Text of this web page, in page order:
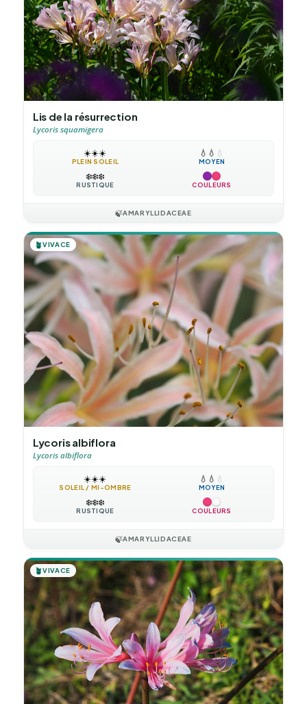
Lis de la résurrection
Lycoris squamigera
☀️☀️☀️
PLEIN SOLEIL
💧 💧 💧
MOYEN
❄️❄️❄️
RUSTIQUE COULEURS
🍃AMARYLLIDACEAE
🪴VIVACE
Lycoris albiflora
Lycoris albiflora
☀️☀️☀️
SOLEIL / MI-OMBRE
💧 💧 💧
MOYEN
❄️❄️❄️
RUSTIQUE COULEURS
🍃AMARYLLIDACEAE
🪴VIVACE